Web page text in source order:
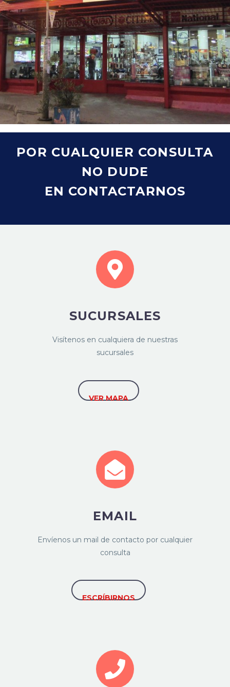
POR CUALQUIER CONSULTA
NO DUDE
EN CONTACTARNOS
SUCURSALES
Visítenos en cualquiera de nuestras
sucursales
VER MAPA
EMAIL
Envíenos un mail de contacto por cualquier
consulta
ESCRÍBIRNOS